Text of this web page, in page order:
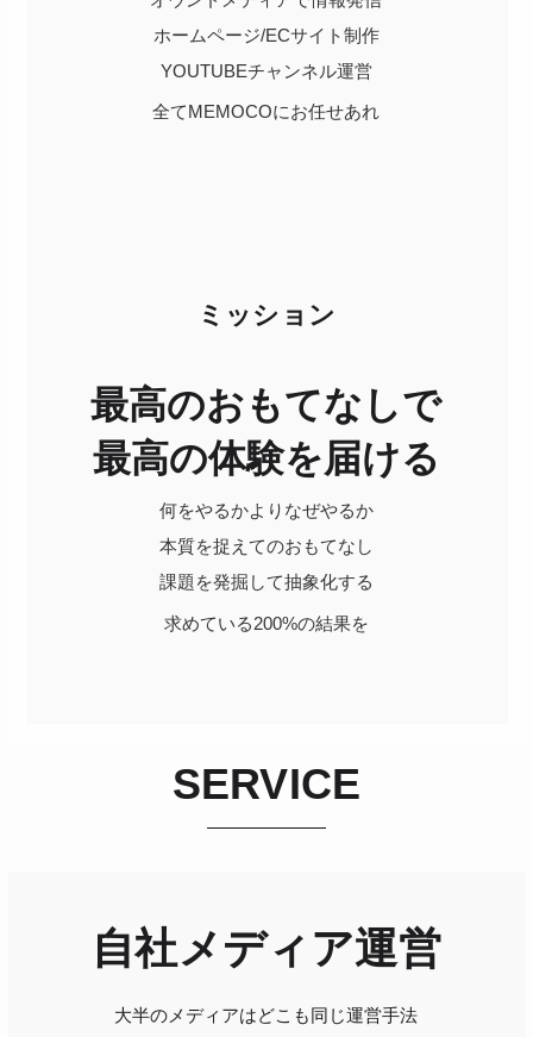
ホームページ/ECサイト制作
YOUTUBEチャンネル運営
​全てMEMOCOにお任せあれ
ミッション
最高のおもてなしで
最高の体験を届ける
何をやるかよりなぜやるか
本質を捉えてのおもてなし
課題を発掘して抽象化する
求めている200%の結果を
SERVICE
自社メディア運営
大半のメディアはどこも同じ運営手法